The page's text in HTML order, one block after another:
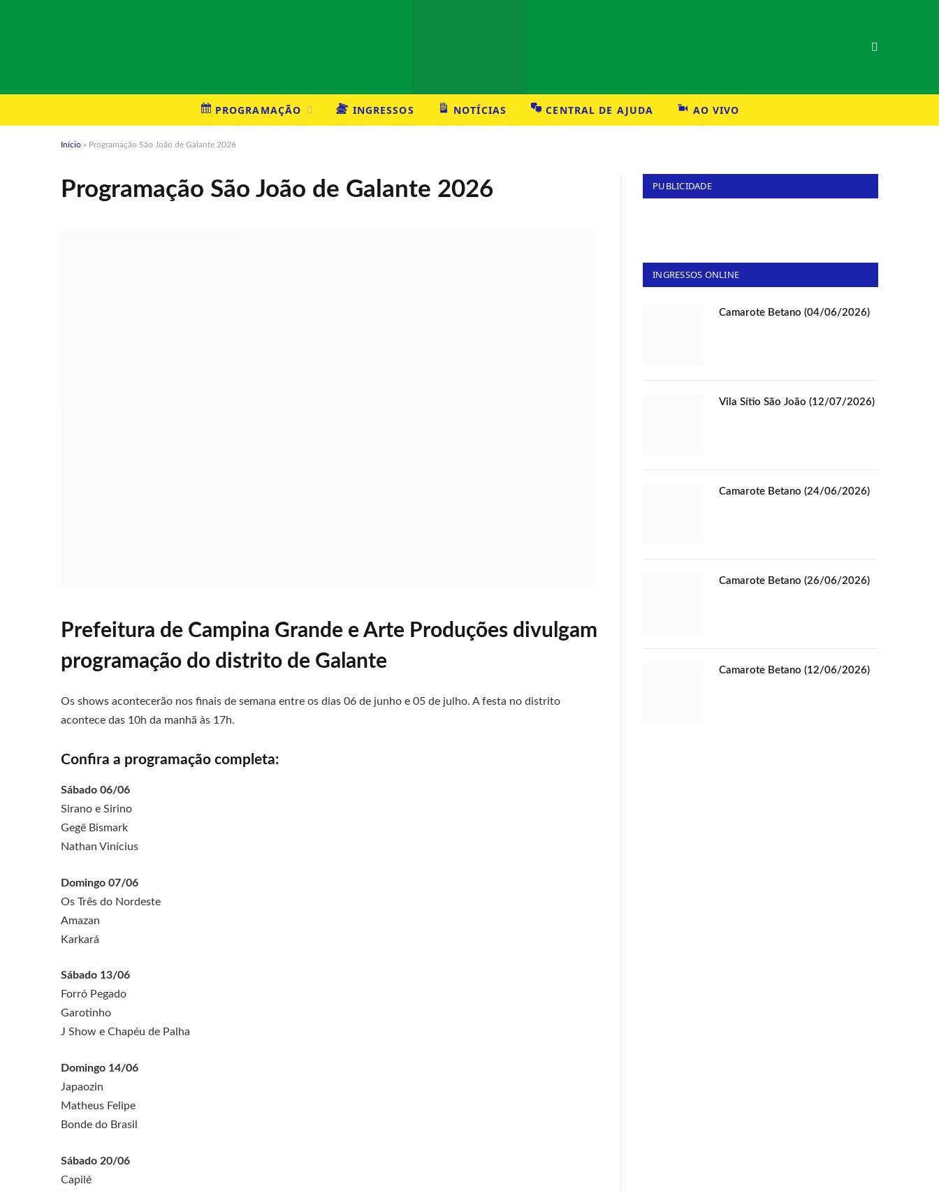
PROGRAMAÇÃO INGRESSOS NOTÍCIAS CENTRAL DE AJUDA AO VIVO
Início » Programação São João de Galante 2026
Programação São João de Galante 2026
Prefeitura de Campina Grande e Arte Produções divulgam
programação do distrito de Galante
Os shows acontecerão nos finais de semana entre os dias 06 de junho e 05 de julho. A festa no distrito
acontece das 10h da manhã às 17h.
Confira a programação completa:
Sábado 06/06
Sirano e Sirino
Gegê Bismark
Nathan Vinícius
Domingo 07/06
Os Três do Nordeste
Amazan
Karkará
Sábado 13/06
Forró Pegado
Garotinho
J Show e Chapéu de Palha
Domingo 14/06
Japaozin
Matheus Felipe
Bonde do Brasil
Sábado 20/06
Capilé
PUBLICIDADE
INGRESSOS ONLINE
Camarote Betano (04/06/2026)
Vila Sítio São João (12/07/2026)
Camarote Betano (24/06/2026)
Camarote Betano (26/06/2026)
Camarote Betano (12/06/2026)